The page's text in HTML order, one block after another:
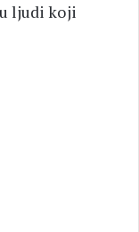
ljudi koji